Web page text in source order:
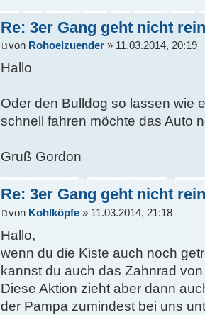
Re: 3er Gang geht nicht
von Rohoelzuender » 11.03.2014, 20:19
Hallo
Oder den Bulldog so lassen wie
schnell fahren möchte das Auto
Gruß Gordon
Re: 3er Gang geht nicht
von Kohlköpfe » 11.03.2014, 21:18
Hallo,
wenn du die Kiste auch noch
kannst du auch das Zahnrad
Diese Aktion zieht aber dann
der Pampa zumindest bei uns